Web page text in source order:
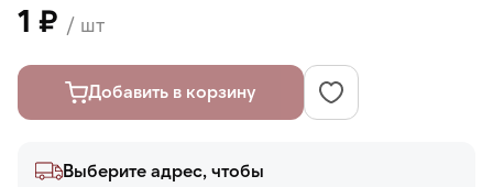
1 ₽ / шт
Добавить в корзину
Выберите адрес, чтобы